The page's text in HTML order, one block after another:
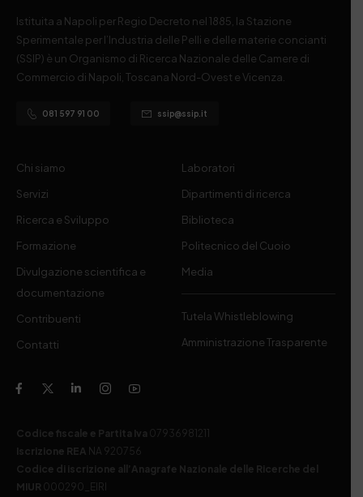
Istituita a Napoli per Regio Decreto nel 1885, la Stazione
Sperimentale per l’Industria delle Pelli e delle materie concianti
(SSIP) è un Organismo di Ricerca Nazionale delle Camere di
Commercio di Napoli, Toscana Nord-Ovest e Vicenza.
081 597 91 00 ssip@ssip.it
Chi siamo
Servizi
Ricerca e Sviluppo
Formazione
Divulgazione scientifica e
documentazione
Contribuenti
Contatti
Laboratori
Dipartimenti di ricerca
Biblioteca
Politecnico del Cuoio
Media
Tutela Whistleblowing
Amministrazione Trasparente
Codice fiscale e Partita Iva 07936981211
Iscrizione REA NA 920756
Codice di iscrizione all’Anagrafe Nazionale delle Ricerche del
MIUR 000290_EIRI